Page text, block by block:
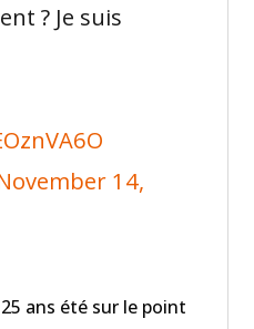
? Je suis
14,
ans été sur le point